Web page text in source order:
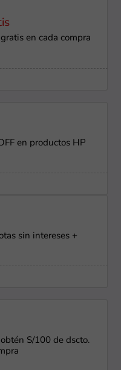
en cada compra
en productos HP
sin intereses +
S/100 de dscto.